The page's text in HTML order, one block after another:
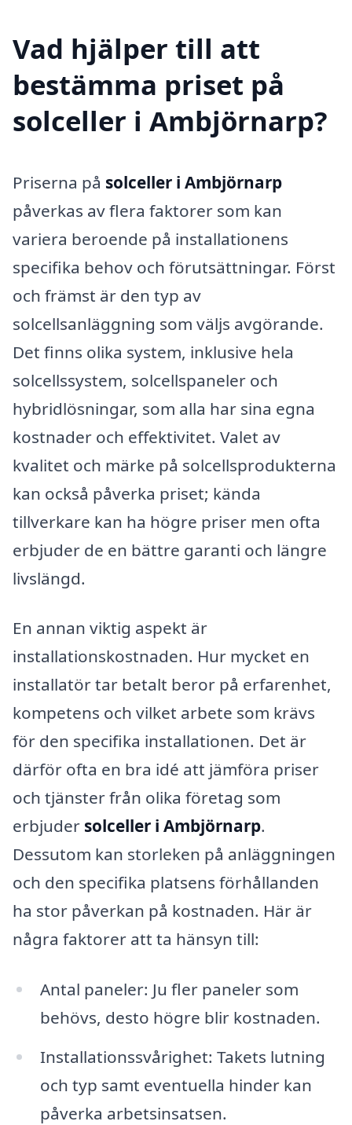
Vad hjälper till att
bestämma priset på
solceller i Ambjörnarp?
Priserna på solceller i Ambjörnarp
påverkas av flera faktorer som kan
variera beroende på installationens
specifika behov och förutsättningar. Först
och främst är den typ av
solcellsanläggning som väljs avgörande.
Det finns olika system, inklusive hela
solcellssystem, solcellspaneler och
hybridlösningar, som alla har sina egna
kostnader och effektivitet. Valet av
kvalitet och märke på solcellsprodukterna
kan också påverka priset; kända
tillverkare kan ha högre priser men ofta
erbjuder de en bättre garanti och längre
livslängd.
En annan viktig aspekt är
installationskostnaden. Hur mycket en
installatör tar betalt beror på erfarenhet,
kompetens och vilket arbete som krävs
för den specifika installationen. Det är
därför ofta en bra idé att jämföra priser
och tjänster från olika företag som
erbjuder solceller i Ambjörnarp.
Dessutom kan storleken på anläggningen
och den specifika platsens förhållanden
ha stor påverkan på kostnaden. Här är
några faktorer att ta hänsyn till:
Antal paneler: Ju fler paneler som
behövs, desto högre blir kostnaden.
Installationssvårighet: Takets lutning
och typ samt eventuella hinder kan
påverka arbetsinsatsen.